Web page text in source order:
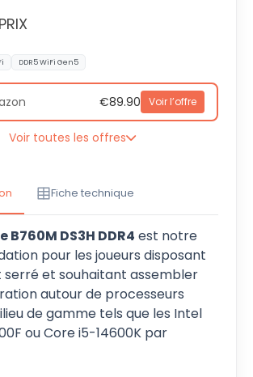
DDR5 WiFi Gen5
€89.90 Voir l’offre
Voir toutes les offres
Fiche technique
DS3H DDR4 est notre
pour les joueurs disposant
serré et souhaitant assembler
autour de processeurs
de gamme tels que les Intel
ou Core i5-14600K par